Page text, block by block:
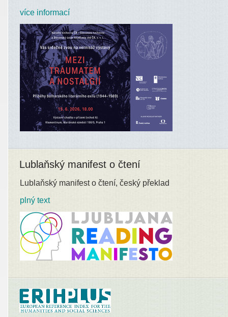
více informací
Lublaňský manifest o čtení
Lublaňský manifest o čtení, český překlad
plný text